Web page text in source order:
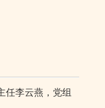
任李云燕，党组